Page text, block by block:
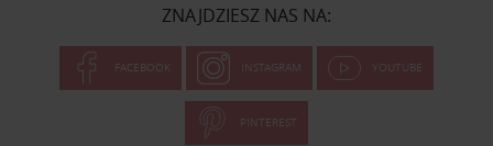
ZNAJDZIESZ NAS NA:
FACEBOOK INSTAGRAM YOUTUBE
PINTEREST